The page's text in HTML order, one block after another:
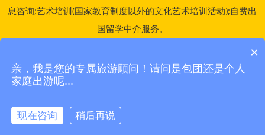
息咨询;艺术培训(国家教育制度以外的文化艺术培训活动);自费出
国留学中介服务。
人）：雷倩文 13827258227
备案登记证明（经营许可证编号）：L-GD-100272 法人代表：杨
服务监督：0769-23026232 全国旅游投诉电话：12301
×
亲，我是您的专属旅游顾问！请问是包团还是个人
家庭出游呢...
现在咨询
稍后再说
在线咨询